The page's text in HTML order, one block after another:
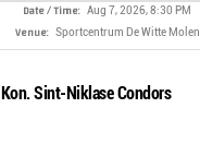
Date / Time: Aug 7, 2026, 8:30 PM
Venue: Sportcentrum De Witte Molen
Kon. Sint-Niklase Condors